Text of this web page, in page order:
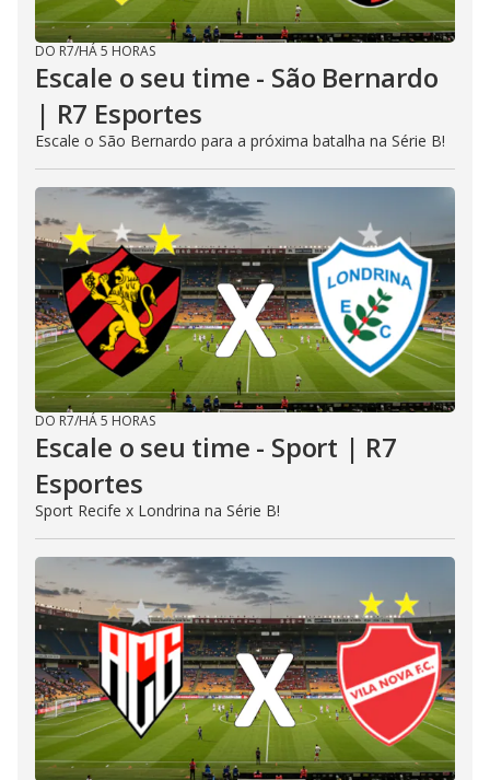
DO R7/HÁ 5 HORAS
Escale o seu time - São Bernardo
| R7 Esportes
Escale o São Bernardo para a próxima batalha na Série B!
DO R7/HÁ 5 HORAS
Escale o seu time - Sport | R7
Esportes
Sport Recife x Londrina na Série B!